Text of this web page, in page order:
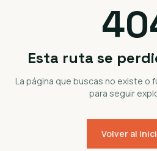
Esta ruta se
La página que buscas no existe o
para seguir
Volver al